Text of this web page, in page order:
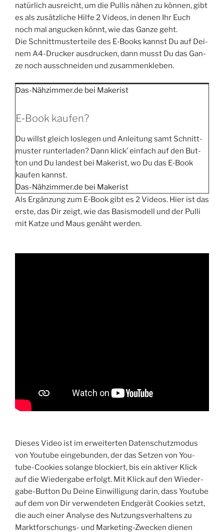
natür­lich aus­reicht, um die Pul­lis nähen zu kön­nen, gibt
es als zusätz­li­che Hil­fe 2 Vide­os, in denen Ihr Euch
noch mal angu­cken könnt, wie das Gan­ze geht.
Die Schnitt­mus­ter­tei­le des E‑Books kannst Du auf Dei­
nem A4-Dru­cker aus­dru­cken, dann musst Du das Gan­
ze noch aus­schnei­den und zusammenkleben.
Das-Nähzimmer.de bei Make­rist
E‑Book kaufen?
Du willst gleich los­le­gen und Anlei­tung samt Schnitt­
mus­ter run­ter­la­den? Dann klick’ ein­fach auf den But­
ton und Du lan­dest bei Make­rist, wo Du das E‑Book
kau­fen kannst.
Das-Nähzimmer.de bei Makerist
Als Ergän­zung zum E‑Book gibt es 2 Vide­os. Hier ist das
ers­te, das Dir zeigt, wie das Basis­mo­dell und der Pul­li
mit Kat­ze und Maus genäht werden.
Die­ses Video ist im erwei­ter­ten Daten­schutz­mo­dus
von You­tube ein­ge­bun­den, der das Set­zen von You­
tube-Coo­kies solan­ge blo­ckiert, bis ein akti­ver Klick
auf die Wie­der­ga­be erfolgt. Mit Klick auf den Wie­der­
ga­be-But­ton Du Dei­ne Ein­wil­li­gung dar­in, dass You­tube
auf dem von Dir ver­wen­de­ten End­ge­rät Coo­kies setzt,
die auch einer Ana­ly­se des Nut­zungs­ver­hal­tens zu
Markt­for­schungs- und Mar­ke­ting-Zwe­cken die­nen